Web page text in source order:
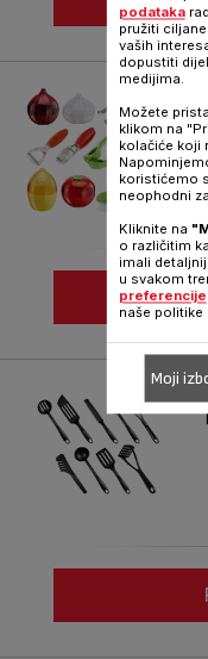
podataka
pružiti
vaših
dopustiti
medijima.
Možete
klikom na
kolačiće koji
koristićemo
neophodni
Kliknite na
o različitim
imali
u svakom
preferencije
naše politike
Moji